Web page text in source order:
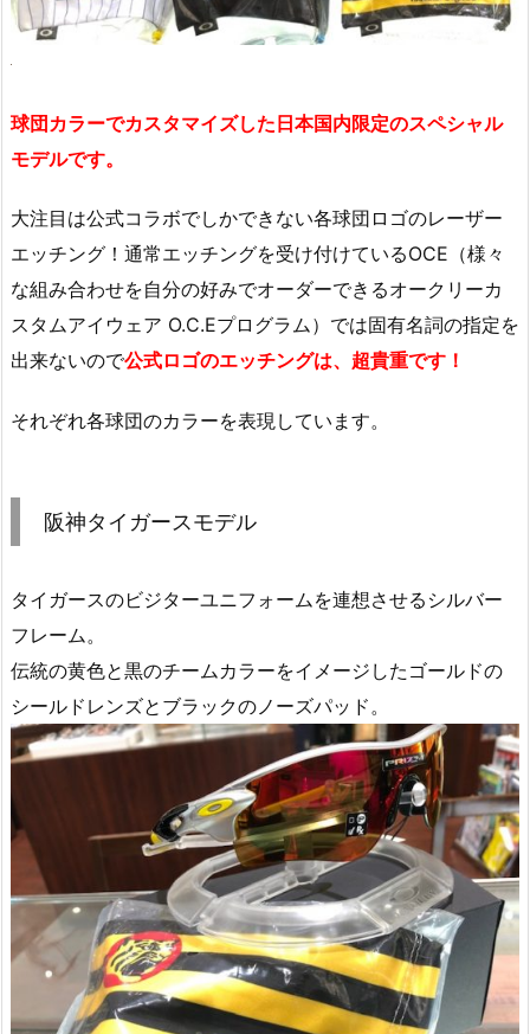
球団カラーでカスタマイズした日本国内限定のスペシャル
モデルです。
大注目は公式コラボでしかできない各球団ロゴのレーザー
エッチング！通常エッチングを受け付けているOCE（様々
な組み合わせを自分の好みでオーダーできるオークリーカ
スタムアイウェア O.C.Eプログラム）では固有名詞の指定を
出来ないので公式ロゴのエッチングは、超貴重です！
それぞれ各球団のカラーを表現しています。
阪神タイガースモデル
タイガースのビジターユニフォームを連想させるシルバー
フレーム。
伝統の黄色と黒のチームカラーをイメージしたゴールドの
シールドレンズとブラックのノーズパッド。